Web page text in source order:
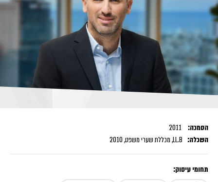
הסמכה:
השכלה: LL.B, מכללת שערי משפט, 2010
תחומי עיסוק: